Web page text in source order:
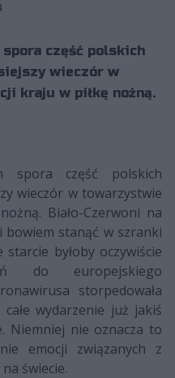
część polskich
wieczór w
kraju w piłkę nożną.
spora część polskich
wieczór w towarzystwie
Biało-Czerwoni na
bowiem stanąć w szranki
byłoby oczywiście
do europejskiego
storpedowała
wydarzenie już jakiś
Niemniej nie oznacza to
emocji związanych z
świecie.